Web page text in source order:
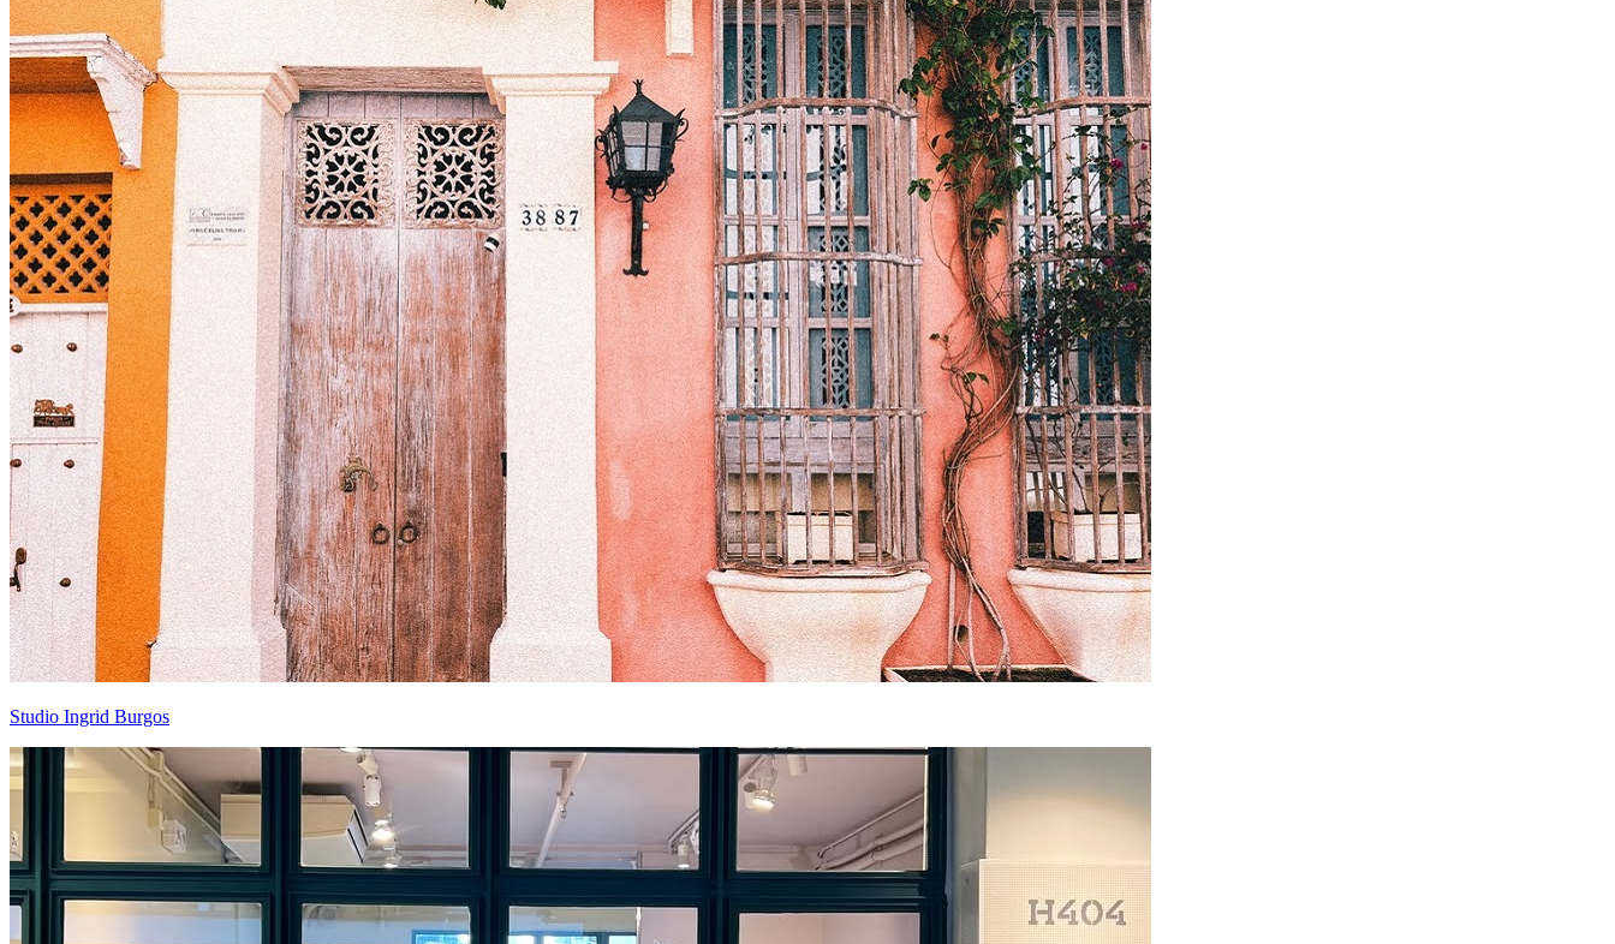
Studio Ingrid Burgos